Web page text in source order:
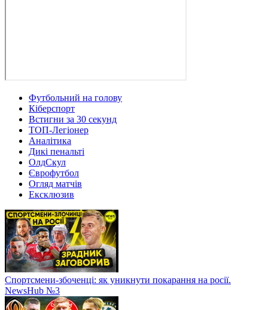
Футбольний на голову
Кіберспорт
Встигни за 30 секунд
ТОП-Легіонер
Аналітика
Дикі пенальті
ОлдСкул
Єврофутбол
Огляд матчів
Ексклюзив
Спортсмени-збоченці: як уникнути покарання на росії.
NewsHub №3